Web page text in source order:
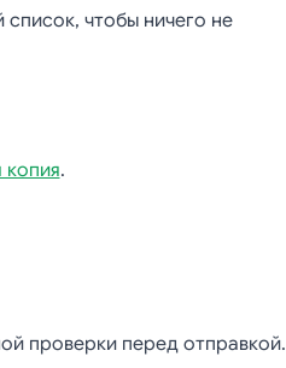
чтобы ничего не
.
проверки перед отправкой.